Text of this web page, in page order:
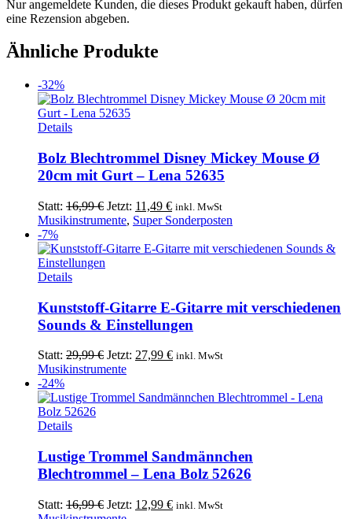
Nur angemeldete Kunden, die dieses Produkt gekauft haben, dürfen
eine Rezension abgeben.
Ähnliche Produkte
-32%
Details
Bolz Blechtrommel Disney Mickey Mouse Ø
20cm mit Gurt – Lena 52635
Statt: 16,99€ Ursprünglicher
Preis
16,99 €
Jetzt: 11,49 €Aktueller
Preis
11,49 €.
inkl. MwSt
Musikinstrumente, Super Sonderposten
-7%
Details
Kunststoff-Gitarre E-Gitarre mit verschiedenen
Sounds & Einstellungen
Statt: 29,99€ Ursprünglicher
Preis
29,99 €
Jetzt: 27,99 €Aktueller
27,99 €.
inkl. MwSt
Musikinstrumente
-24%
Details
Lustige Trommel Sandmännchen
Blechtrommel – Lena Bolz 52626
Statt: 16,99€ Ursprünglicher
Jetzt: 12,99 €Aktueller
inkl. MwSt